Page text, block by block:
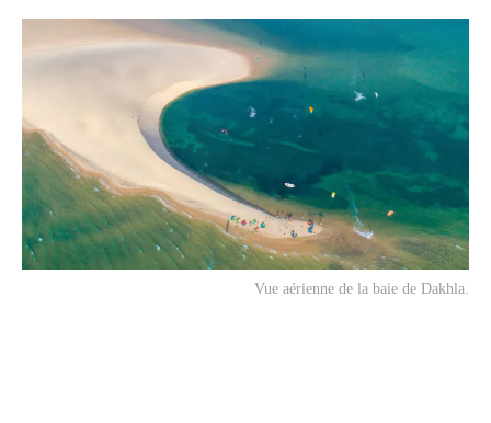
Vue aérienne de la baie de Dakhla.